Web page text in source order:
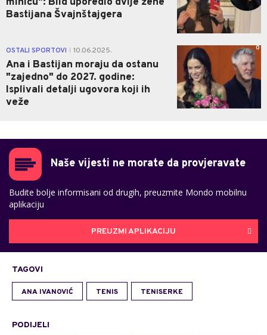
miniću": Bild uporedio dvije žene
Bastijana Švajnštajgera
OSTALI SPORTOVI 10.06.2025.
Ana i Bastijan moraju da ostanu
"zajedno" do 2027. godine:
Isplivali detalji ugovora koji ih
veže
0
Naše vijesti ne morate da provjeravate
Budite bolje informisani od drugih, preuzmite Mondo mobilnu
aplikaciju
PREUZMI APLIKACIJU
TAGOVI
ANA IVANOVIĆ TENIS TENISERKE
PODIJELI